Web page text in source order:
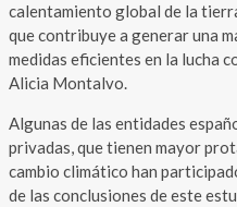
calentamiento global de la
que contribuye a generar una
medidas eficientes en la lucha
Alicia Montalvo.
Algunas de las entidades
privadas, que tienen mayor
cambio climático han
de las conclusiones de este